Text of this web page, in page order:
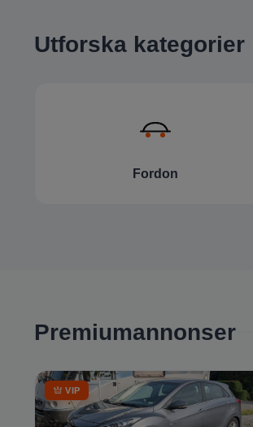
Utforska kategorier
Fordon
Premiumannonser
VIP